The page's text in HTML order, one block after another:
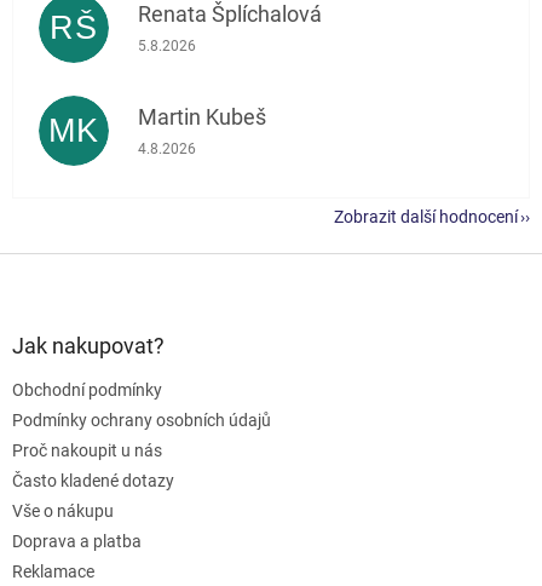
RŠ Renata Šplíchalová
Hodnocení obchodu je 5 z 5 hvězdiček.
5.8.2026
MK Martin Kubeš
Hodnocení obchodu je 5 z 5 hvězdiček.
4.8.2026
Zobrazit další hodnocení
Jak nakupovat?
Obchodní podmínky
Podmínky ochrany osobních údajů
Proč nakoupit u nás
Často kladené dotazy
Vše o nákupu
Doprava a platba
Reklamace